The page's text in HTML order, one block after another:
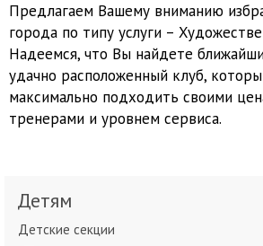
Предлагаем Вашему вниманию
города по типу услуги –
Надеемся, что Вы найдете
удачно расположенный клуб,
максимально подходить своими
тренерами и уровнем сервиса.
Детям
Детские секции